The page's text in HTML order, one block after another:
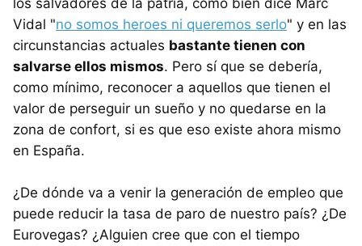
los salvadores de la patria, como bien dice Marc
Vidal "no somos heroes ni queremos serlo" y en las
circunstancias actuales bastante tienen con
salvarse ellos mismos. Pero sí que se debería,
como mínimo, reconocer a aquellos que tienen el
valor de perseguir un sueño y no quedarse en la
zona de confort, si es que eso existe ahora mismo
en España.
¿De dónde va a venir la generación de empleo que
puede reducir la tasa de paro de nuestro país? ¿De
Eurovegas? ¿Alguien cree que con el tiempo